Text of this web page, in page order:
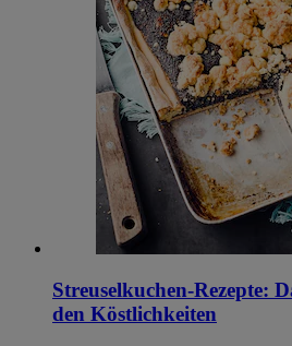
Streuselkuchen-Rezepte:
den Köstlichkeiten